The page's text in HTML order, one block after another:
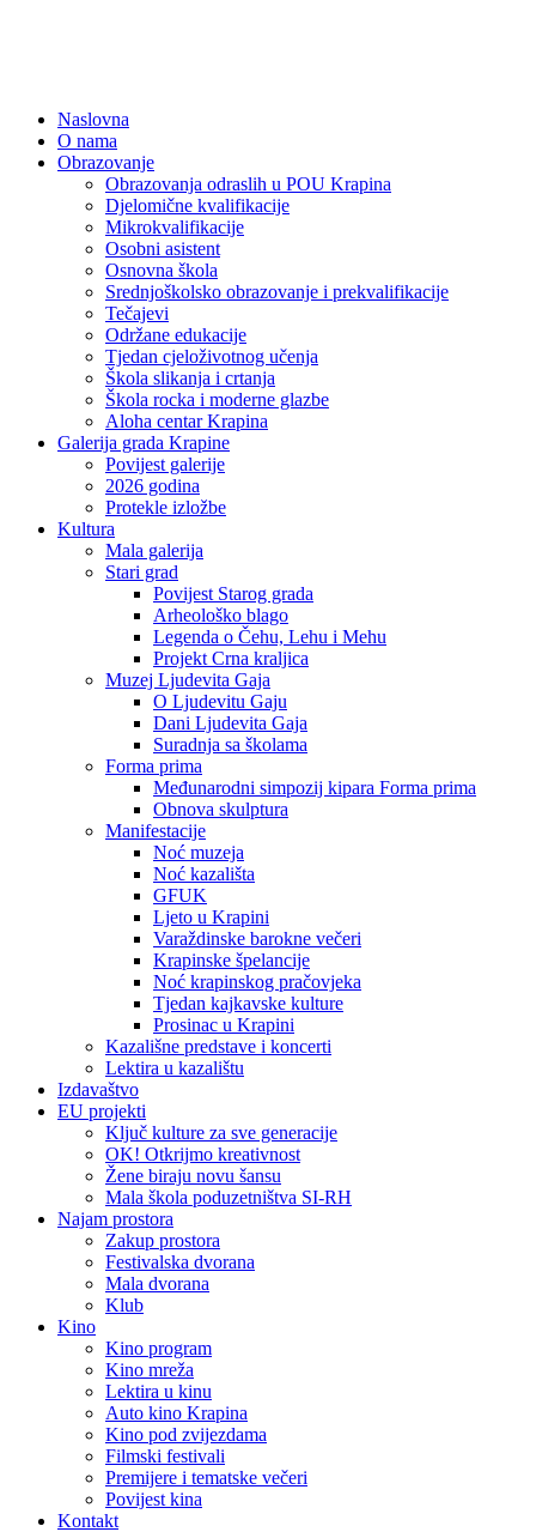
Naslovna
O nama
Obrazovanje
Obrazovanja odraslih u POU Krapina
Djelomične kvalifikacije
Mikrokvalifikacije
Osobni asistent
Osnovna škola
Srednjoškolsko obrazovanje i prekvalifikacije
Tečajevi
Održane edukacije
Tjedan cjeloživotnog učenja
Škola slikanja i crtanja
Škola rocka i moderne glazbe
Aloha centar Krapina
Galerija grada Krapine
Povijest galerije
2026 godina
Protekle izložbe
Kultura
Mala galerija
Stari grad
Povijest Starog grada
Arheološko blago
Legenda o Čehu, Lehu i Mehu
Projekt Crna kraljica
Muzej Ljudevita Gaja
O Ljudevitu Gaju
Dani Ljudevita Gaja
Suradnja sa školama
Forma prima
Međunarodni simpozij kipara Forma prima
Obnova skulptura
Manifestacije
Noć muzeja
Noć kazališta
GFUK
Ljeto u Krapini
Varaždinske barokne večeri
Krapinske špelancije
Noć krapinskog pračovjeka
Tjedan kajkavske kulture
Prosinac u Krapini
Kazališne predstave i koncerti
Lektira u kazalištu
Izdavaštvo
EU projekti
Ključ kulture za sve generacije
OK! Otkrijmo kreativnost
Žene biraju novu šansu
Mala škola poduzetništva SI-RH
Najam prostora
Zakup prostora
Festivalska dvorana
Mala dvorana
Klub
Kino
Kino program
Kino mreža
Lektira u kinu
Auto kino Krapina
Kino pod zvijezdama
Filmski festivali
Premijere i tematske večeri
Povijest kina
Kontakt